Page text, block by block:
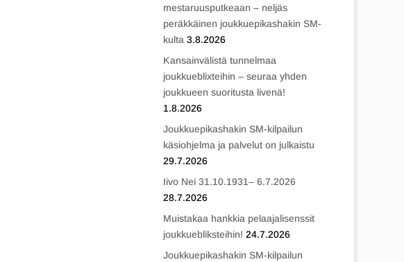
mestaruusputkeaan – neljäs
peräkkäinen joukkuepikashakin SM-
kulta 3.8.2026
Kansainvälistä tunnelmaa
joukkueblixteihin – seuraa yhden
joukkueen suoritusta livenä!
1.8.2026
Joukkuepikashakin SM-kilpailun
käsiohjelma ja palvelut on julkaistu
29.7.2026
Iivo Nei 31.10.1931– 6.7.2026
28.7.2026
Muistakaa hankkia pelaajalisenssit
joukkuebliksteihin! 24.7.2026
Joukkuepikashakin SM-kilpailun